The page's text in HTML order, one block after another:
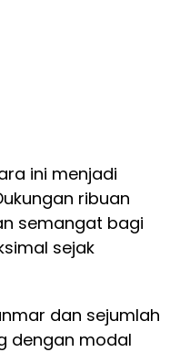
ini menjadi
ribuan
semangat bagi
sejak
dan sejumlah
dengan modal